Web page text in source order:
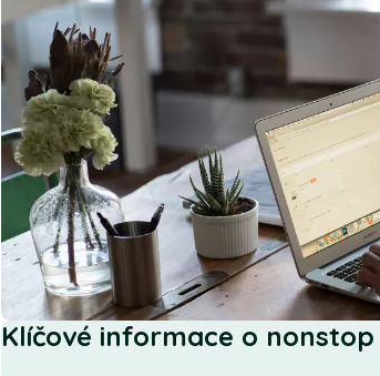
Klíčové informace o